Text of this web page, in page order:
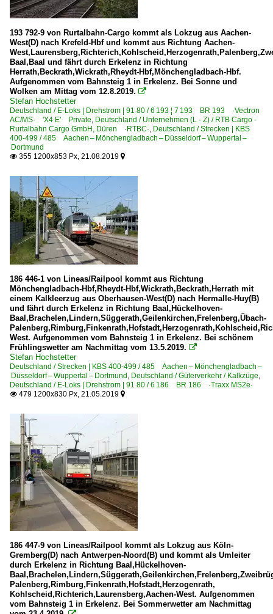
193 792-9 von Rurtalbahn-Cargo kommt als Lokzug aus Aachen-
West(D) nach Krefeld-Hbf und kommt aus Richtung Aachen-
Baal,Baal und fährt durch Erkelenz in Richtung
Herrath,Beckrath,Wickrath,Rheydt-Hbf,Mönchengladbach-Hbf.
Aufgenommen vom Bahnsteig 1 in Erkelenz. Bei Sonne und
Wolken am Mittag vom 12.8.2019. 
Stefan Hochstetter
Deutschland / E-Loks | Drehstrom | 91 80 / 6 193 ¦ 7 193 BR 193 ·Vectron
AC/MS· 'X4 E' Private, Deutschland / Unternehmen (L - Z) / RTB Cargo -
Rurtalbahn Cargo GmbH, Düren ·RTBC·, Deutschland / Strecken | KBS
400-499 / 485 Aachen – Mönchengladbach – Düsseldorf – Wuppertal –
Dortmund
 355 1200x853 Px, 21.08.2019 
186 446-1 von Lineas/Railpool kommt aus Richtung
Mönchengladbach-Hbf,Rheydt-Hbf,Wickrath,Beckrath,Herrath mit
einem Kalkleerzug aus Oberhausen-West(D) nach Hermalle-Huy(B)
und fährt durch Erkelenz in Richtung Baal,Hückelhoven-
Baal,Brachelen,Lindern,Süggerath,Geilenkirchen,Frelenberg,Übach-
West. Aufgenommen vom Bahnsteig 1 in Erkelenz. Bei schönem
Frühlingswetter am Nachmittag vom 13.5.2019. 
Stefan Hochstetter
Deutschland / Strecken | KBS 400-499 / 485 Aachen – Mönchengladbach –
Düsseldorf – Wuppertal – Dortmund , Deutschland / Güterverkehr / Kalkzüge,
Deutschland / E-Loks | Drehstrom | 91 80 / 6 186 BR 186 ·Traxx MS2e·
 479 1200x830 Px, 21.05.2019 
186 447-9 von Lineas/Railpool kommt als Lokzug aus Köln-
Gremberg(D) nach Antwerpen-Noord(B) und kommt als Umleiter
durch Erkelenz in Richtung Baal,Hückelhoven-
Palenberg,Rimburg,Finkenrath,Hofstadt,Herzogenrath,
Kohlscheid,Richterich,Laurensberg,Aachen-West. Aufgenommen
vom Bahnsteig 1 in Erkelenz. Bei Sommerwetter am Nachmittag